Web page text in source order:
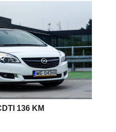
136 KM